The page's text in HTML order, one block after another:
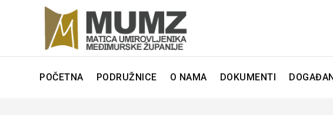
POČETNA PODRUŽNICE O NAMA DOKUMENTI